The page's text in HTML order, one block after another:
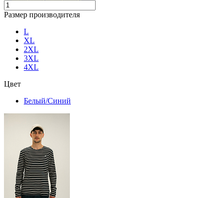
Размер производителя
L
XL
2XL
3XL
4XL
Цвет
Белый/Синий